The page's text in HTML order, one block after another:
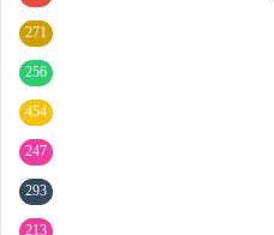
271
256
454
247
293
213